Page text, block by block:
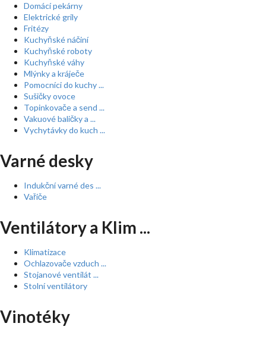
Domácí pekárny
Elektrické grily
Fritézy
Kuchyňské náčiní
Kuchyňské roboty
Kuchyňské váhy
Mlýnky a kráječe
Pomocníci do kuchy ...
Sušičky ovoce
Topinkovače a send ...
Vakuové baličky a ...
Vychytávky do kuch ...
Varné desky
Indukční varné des ...
Vařiče
Ventilátory a Klim ...
Klimatizace
Ochlazovače vzduch ...
Stojanové ventilát ...
Stolní ventilátory
Vinotéky